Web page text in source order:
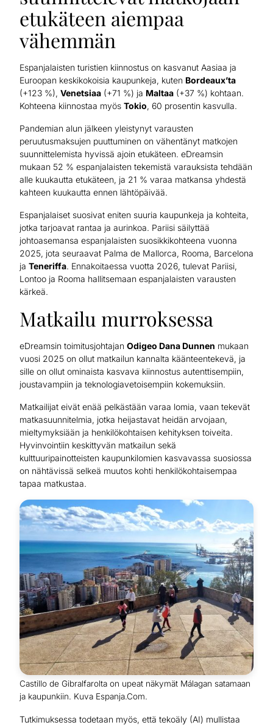
etukäteen aiempaa
vähemmän
Espanjalaisten turistien kiinnostus on kasvanut Aasiaa ja
Euroopan keskikokoisia kaupunkeja, kuten Bordeaux’ta
(+123 %), Venetsiaa (+71 %) ja Maltaa (+37 %) kohtaan.
Kohteena kiinnostaa myös Tokio, 60 prosentin kasvulla.
Pandemian alun jälkeen yleistynyt varausten
peruutusmaksujen puuttuminen on vähentänyt matkojen
suunnittelemista hyvissä ajoin etukäteen. eDreamsin
mukaan 52 % espanjalaisten tekemistä varauksista tehdään
alle kuukautta etukäteen, ja 21 % varaa matkansa yhdestä
kahteen kuukautta ennen lähtöpäivää.
Espanjalaiset suosivat eniten suuria kaupunkeja ja kohteita,
jotka tarjoavat rantaa ja aurinkoa. Pariisi säilyttää
johtoasemansa espanjalaisten suosikkikohteena vuonna
2025, jota seuraavat Palma de Mallorca, Rooma, Barcelona
ja Teneriffa. Ennakoitaessa vuotta 2026, tulevat Pariisi,
Lontoo ja Rooma hallitsemaan espanjalaisten varausten
kärkeä.
Matkailu murroksessa
eDreamsin toimitusjohtajan Odigeo Dana Dunnen mukaan
vuosi 2025 on ollut matkailun kannalta käänteentekevä, ja
sille on ollut ominaista kasvava kiinnostus autenttisempiin,
joustavampiin ja teknologiavetoisempiin kokemuksiin.
Matkailijat eivät enää pelkästään varaa lomia, vaan tekevät
matkasuunnitelmia, jotka heijastavat heidän arvojaan,
mieltymyksiään ja henkilökohtaisen kehityksen toiveita.
Hyvinvointiin keskittyvän matkailun sekä
kulttuuripainotteisten kaupunkilomien kasvavassa suosiossa
on nähtävissä selkeä muutos kohti henkilökohtaisempaa
tapaa matkustaa.
Castillo de Gibralfarolta on upeat näkymät Málagan satamaan
ja kaupunkiin. Kuva Espanja.Com.
Tutkimuksessa todetaan myös, että tekoäly (AI) mullistaa